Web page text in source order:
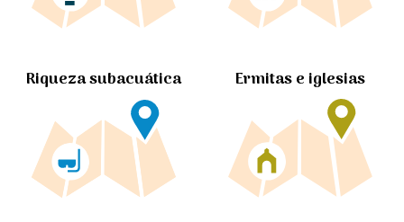
Riqueza subacuática Ermitas e iglesias